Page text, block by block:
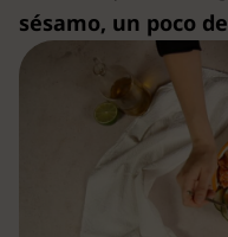
sésamo, un poco